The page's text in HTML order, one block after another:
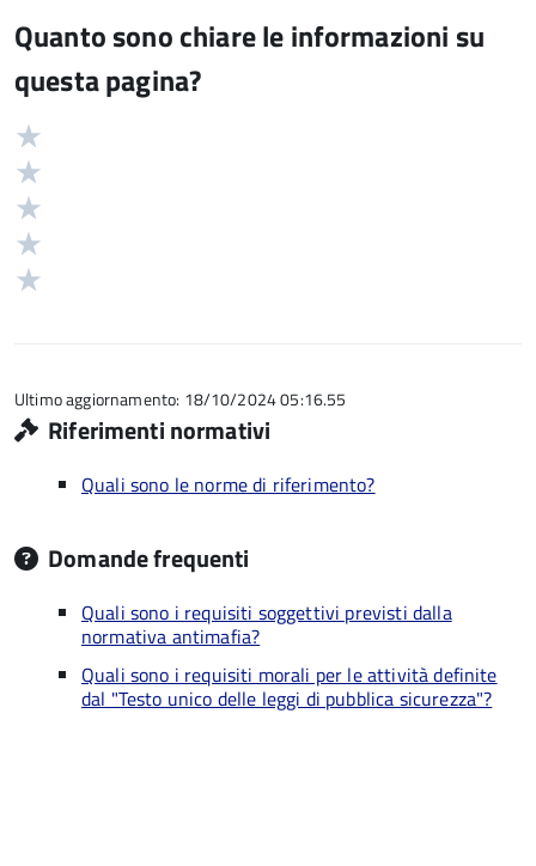
Quanto sono chiare le informazioni su
questa pagina?
Valutazione
5
Ultimo aggiornamento: 18/10/2024 05:16.55
Riferimenti normativi
Quali sono le norme di riferimento?
Domande frequenti
Quali sono i requisiti soggettivi previsti dalla
normativa antimafia?
Quali sono i requisiti morali per le attività definite
dal "Testo unico delle leggi di pubblica sicurezza"?